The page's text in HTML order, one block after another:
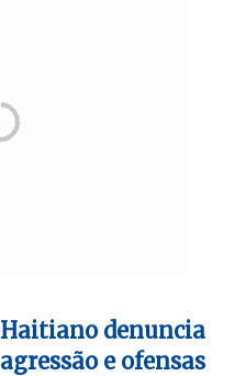
Haitiano denuncia
agressão e ofensas